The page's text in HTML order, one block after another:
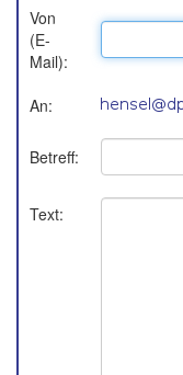
Von
(E-
Mail):
An:
Betreff:
Text: